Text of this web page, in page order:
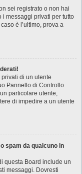
sei registrato o non hai
i messaggi privati per tutto
è l’ultimo, prova a
​​di un utente
Pannello di Controllo
particolare utente,
di impedire a un utente
spam da qualcuno in
questa Board include un
messaggi. Dovresti